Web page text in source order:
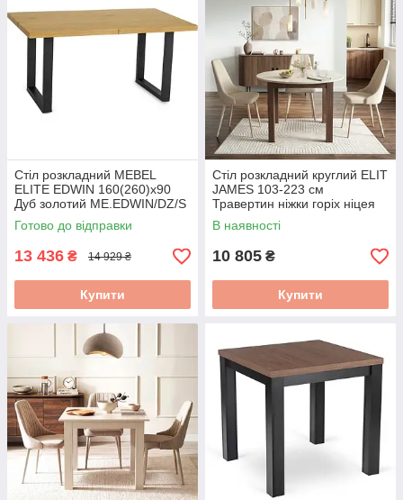
Стіл розкладний MEBEL
ELITE EDWIN 160(260)х90
Дуб золотий ME.EDWIN/DZ/S
Готово до відправки
13 436 ₴ 14 929 ₴
Купити
Стіл розкладний круглий ELIT
JAMES 103-223 см
Травертин ніжки горіх ніцея
W.JAMES/TRAW/ONI/S
В наявності
10 805 ₴
Купити